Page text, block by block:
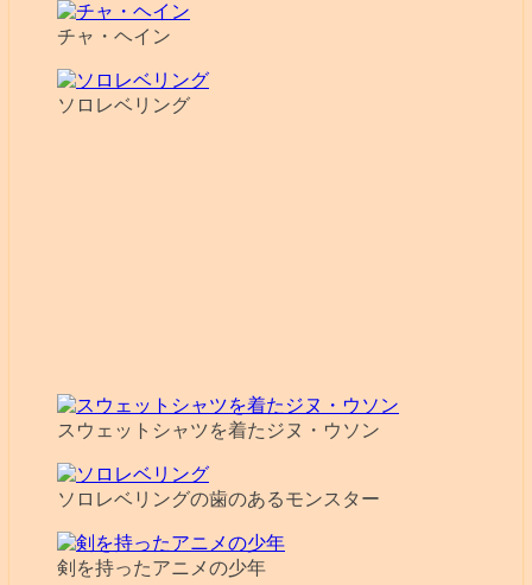
チャ・ヘイン
ソロレベリング
スウェットシャツを着たジヌ・ウソン
ソロレベリングの歯のあるモンスター
剣を持ったアニメの少年